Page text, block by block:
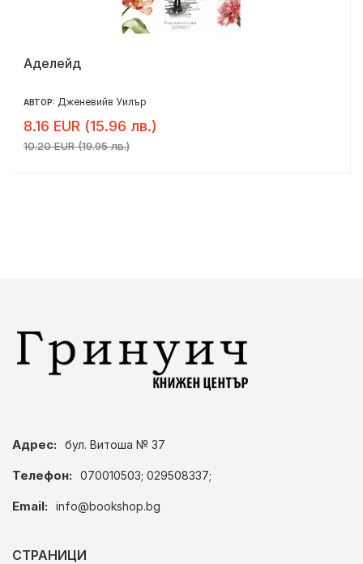
Аделейд
АВТОР: Дженевийв Уилър
8.16 EUR (15.96 лв.)
10.20 EUR (19.95 лв.)
Адрес: бул. Витоша № 37
Телефон: 070010503; 029508337;
Email: info@bookshop.bg
СТРАНИЦИ